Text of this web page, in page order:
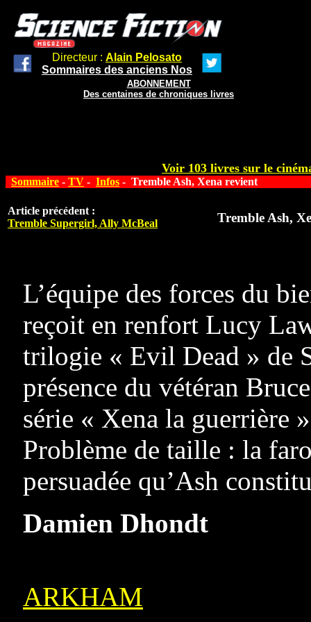
Directeur : Alain Pelosato
Sommaires des anciens Nos
ABONNEMENT
Des centaines de chroniques livres
Voir 103 livres sur le
Sommaire - TV - Infos - Tremble Ash, Xena revient
Article précédent :
Tremble Supergirl, Ally McBeal
Tremble Ash,
L’équipe des forces du
reçoit en renfort Lucy
trilogie « Evil Dead » de
présence du vétéran
série « Xena la guerrière
Problème de taille : la
persuadée qu’Ash
Damien Dhondt
ARKHAM